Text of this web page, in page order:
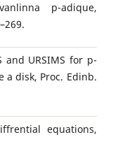
p-adique,
and URSIMS for p-
disk, Proc. Edinb.
equations,